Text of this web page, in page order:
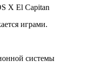
X El Capitan
играми.
системы